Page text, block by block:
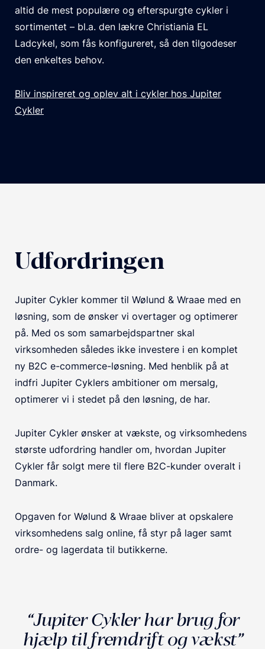
altid de mest populære og efterspurgte cykler i
sortimentet – bl.a. den lækre Christiania EL
Ladcykel, som fås konfigureret, så den tilgodeser
den enkeltes behov.
Bliv inspireret og oplev alt i cykler hos Jupiter
Cykler
Udfordringen
Jupiter Cykler kommer til Wølund & Wraae med en
løsning, som de ønsker vi overtager og optimerer
på. Med os som samarbejdspartner skal
virksomheden således ikke investere i en komplet
ny B2C e-commerce-løsning. Med henblik på at
indfri Jupiter Cyklers ambitioner om mersalg,
optimerer vi i stedet på den løsning, de har.
Jupiter Cykler ønsker at vækste, og virksomhedens
største udfordring handler om, hvordan Jupiter
Cykler får solgt mere til flere B2C-kunder overalt i
Danmark.
Opgaven for Wølund & Wraae bliver at opskalere
virksomhedens salg online, få styr på lager samt
ordre- og lagerdata til butikkerne.
“Jupiter Cykler har brug for
hjælp til fremdrift og vækst”